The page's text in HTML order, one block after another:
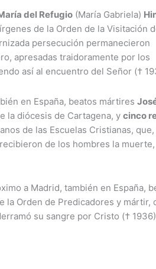
del Refugio (María Gabriela)
de la Orden de la Visitación
persecución permanecieron
apresadas traidoramente por los
así al encuentro del Señor (†
en España, beatos mártires
la diócesis de Cartagena, y cinco
de las Escuelas Cristianas,
de los hombres la muerte,
a Madrid, también en España,
la Orden de Predicadores y mártir,
su sangre por Cristo (†